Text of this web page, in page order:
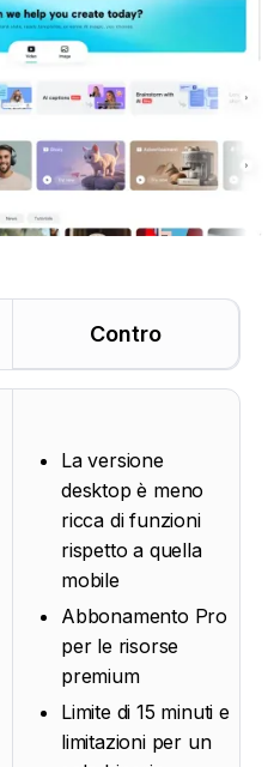
Contro
La versione
desktop è meno
ricca di funzioni
rispetto a quella
mobile
Abbonamento Pro
per le risorse
premium
Limite di 15 minuti e
limitazioni per un